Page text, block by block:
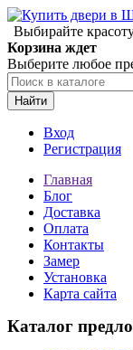
Выбирайте
Корзина ждет
Выберите любое
Найти
Вход
Регистрация
Главная
Блог
Доставка
Оплата
Контакты
Замер
Установка
Карта сайта
Каталог